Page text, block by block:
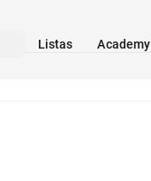
Listas Academy